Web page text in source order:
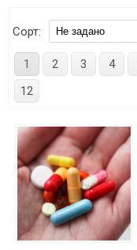
Сорт:
1 2 3 4
12